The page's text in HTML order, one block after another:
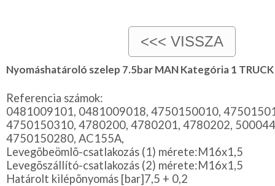
Nyomáshatároló szelep 7.5bar MAN Kategória 1 TRUCK
Referencia számok:
0481009101, 0481009018, 4750150010,
4750150310, 4780200, 4780201, 4780202,
4750150280, AC155A,
Levegõbeömlõ-csatlakozás (1) mérete:M16x1,5
Levegõszállító-csatlakozás (2) mérete:M16x1,5
Határolt kilépõnyomás [bar]7,5 + 0,2